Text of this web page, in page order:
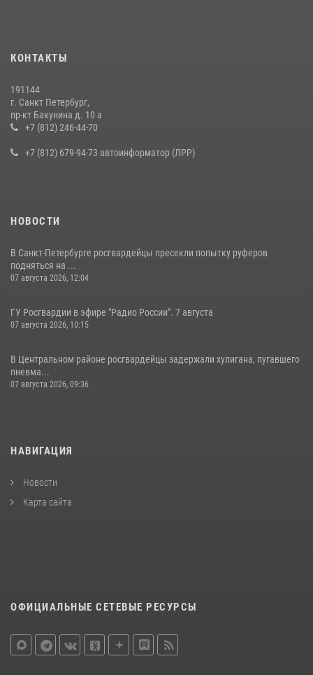
КОНТАКТЫ
191144
г. Санкт Петербург,
пр-кт Бакунина д. 10 а
+7 (812) 246-44-70
+7 (812) 679-94-73 автоинформатор (ЛРР)
НОВОСТИ
В Санкт-Петербурге росгвардейцы пресекли попытку руферов
подняться на ...
07 августа 2026, 12:04
ГУ Росгвардии в эфире "Радио России". 7 августа
07 августа 2026, 10:15
В Центральном районе росгвардейцы задержали хулигана, пугавшего
пневма...
07 августа 2026, 09:36
НАВИГАЦИЯ
Новости
Карта сайта
ОФИЦИАЛЬНЫЕ СЕТЕВЫЕ РЕСУРСЫ